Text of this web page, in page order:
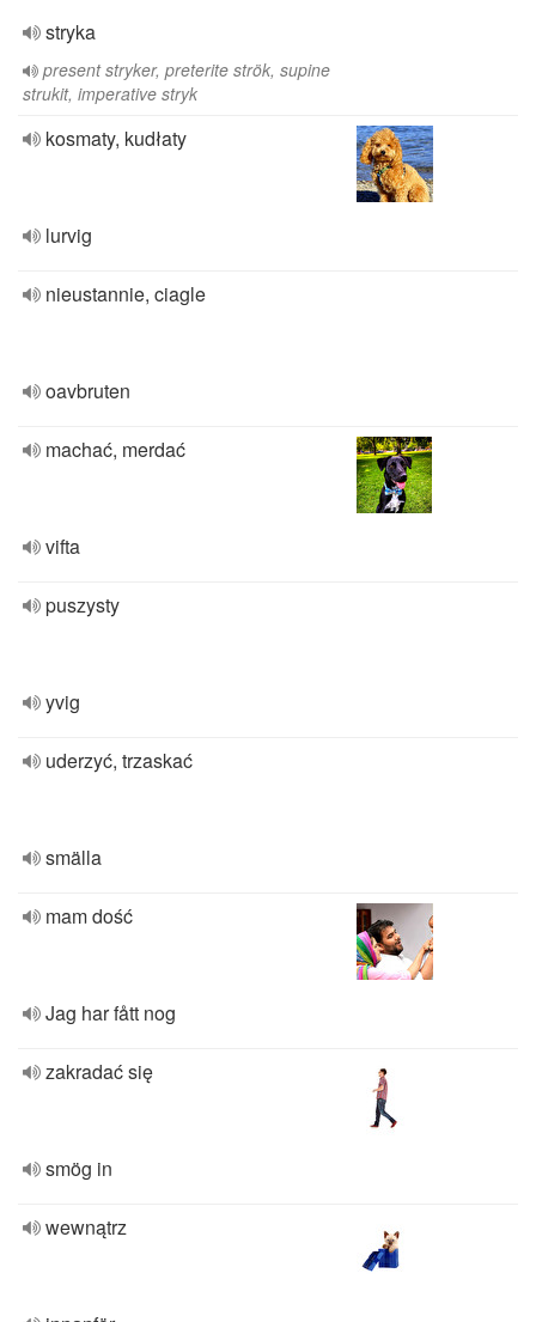
stryka
present stryker, preterite strök, supine
strukit, imperative stryk
kosmaty, kudłaty
lurvig
nieustannie, ciagle
oavbruten
machać, merdać
vifta
puszysty
yvig
uderzyć, trzaskać
smälla
mam dość
Jag har fått nog
zakradać się
smög in
wewnątrz